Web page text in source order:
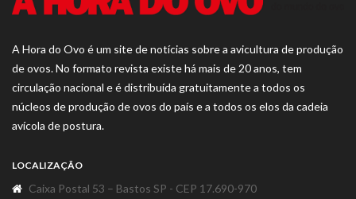
A Hora do Ovo é um site de notícias sobre a avicultura de produção
de ovos. No formato revista existe há mais de 20 anos, tem
circulação nacional e é distribuída gratuitamente a todos os
núcleos de produção de ovos do país e a todos os elos da cadeia
avícola de postura.
LOCALIZAÇÃO
Caixa Postal 53 – Bastos SP - CEP 17.690-970